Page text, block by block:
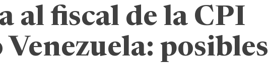
al fiscal de la CPI
Venezuela: posibles